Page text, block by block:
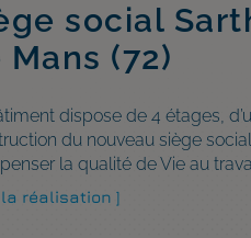
social
Mans (72)
dispose de 4 étages,
du nouveau siège
la qualité de Vie au
la réalisation ]
Ilot
en forme de « U » est
R+1 ; L'aile sud en escaliers
R+6. L'ensemble proposera
la réalisation ]
–
d’un bâtiment dédié à
/ portée 32m. Structure bois
tertiaire. Mission : Étude
la réalisation ]